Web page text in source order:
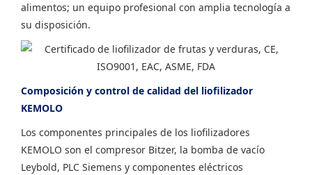
alimentos; un equipo profesional con amplia tecnología a
su disposición.
Composición y control de calidad del liofilizador
KEMOLO
Los componentes principales de los liofilizadores
KEMOLO son el compresor Bitzer, la bomba de vacío
Leybold, PLC Siemens y componentes eléctricos